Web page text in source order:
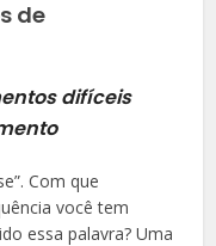
de
difíceis
Com que
você tem
essa palavra? Uma